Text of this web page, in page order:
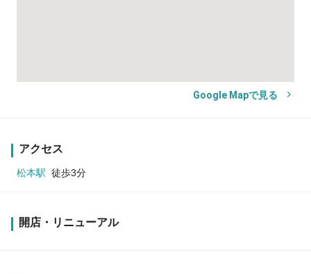
Google Mapで見る
アクセス
松本駅 徒歩3分
開店・リニューアル